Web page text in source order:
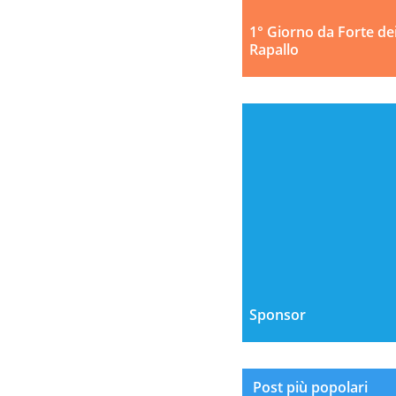
1° Giorno da Forte
Rapallo
Sponsor
Post più popolari